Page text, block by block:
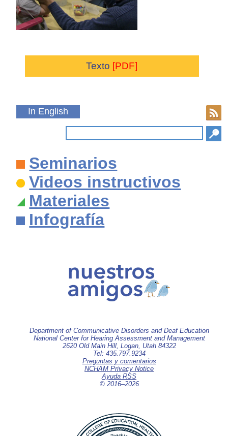
Texto [PDF]
In English
Seminarios
Videos instructivos
Materiales
Infografía
Department of Communicative Disorders and Deaf Education
National Center for Hearing Assessment and Management
2620 Old Main Hill, Logan, Utah 84322
Tel: 435.797.9234
Preguntas y comentarios
NCHAM Privacy Notice
Ayuda RSS
© 2016–2026